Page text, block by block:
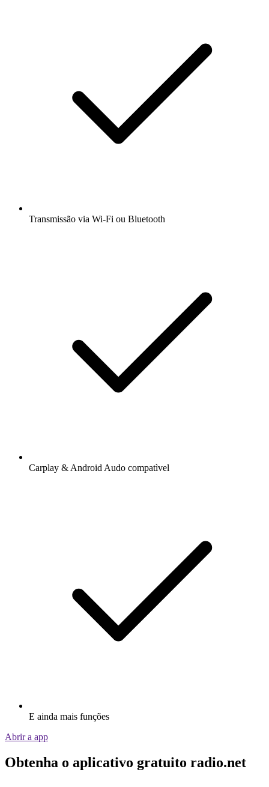
Transmissão via Wi-Fi ou Bluetooth
Carplay & Android Audo compatìvel
E ainda mais funções
Abrir a app
Obtenha o aplicativo gratuito radio.net